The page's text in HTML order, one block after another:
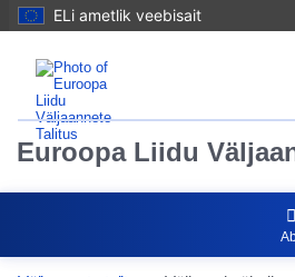
ELi ametlik veebisait
Euroopa Liidu